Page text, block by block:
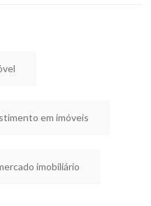
em imóveis
imobiliário